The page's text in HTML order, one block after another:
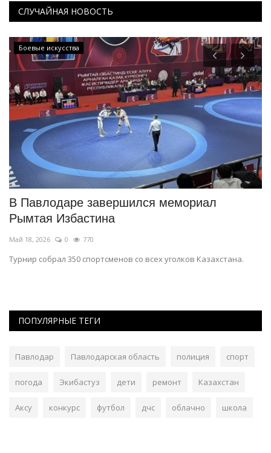
СЛУЧАЙНАЯ НОВОСТЬ
Боевые искусства
В Павлодаре завершился мемориал
Рымтая Избастина
Май 18, 2026 0 770
Турнир собрал 350 спортсменов со всех уголков Казахстана.
ПОПУЛЯРНЫЕ ТЕГИ
Павлодар Павлодарская область полиция спорт
погода Экибастуз дети ремонт Казахстан
Аксу конкурс футбол дчс облачно школа